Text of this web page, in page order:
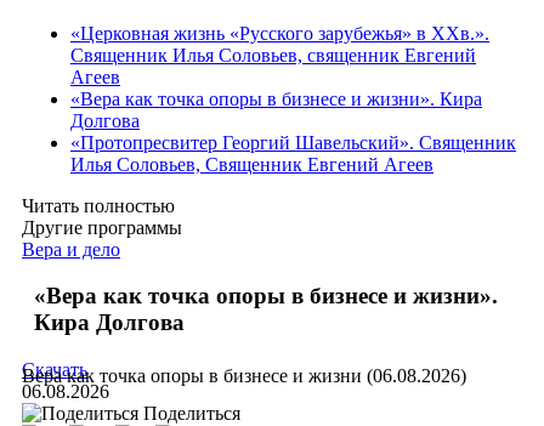
«Церковная жизнь «Русского зарубежья» в ХХв.».
Священник Илья Соловьев, священник Евгений
Агеев
«Вера как точка опоры в бизнесе и жизни». Кира
Долгова
«Протопресвитер Георгий Шавельский». Священник
Илья Соловьев, Священник Евгений Агеев
Читать полностью
Другие программы
Вера и дело
«Вера как точка опоры в бизнесе и жизни».
Кира Долгова
Вера как точка опоры в бизнесе и жизни (06.08.2026)
Скачать
06.08.2026
Поделиться